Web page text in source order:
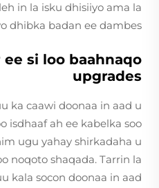
in la isku dhisiiyo ama la
dhibka badan ee dambes.
si loo baahnaqo
upgrades
ka caawi doonaa in aad u
isdhaaf ah ee kabelka soo
ugu yahay shirkadaha u
noqoto shaqada. Tarrin la
kala socon doonaa in aad